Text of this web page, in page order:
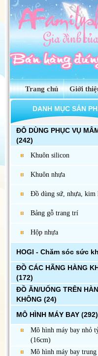
Trang chủ Giới
DANH MỤC SẢN
ĐÔ DÙNG PHỤC VỤ
(242)
Khuôn silicon
Khuôn nhựa
Đồ dùng sứ, nhựa, kim
Bảng gỗ trang trí
Hộp nhựa
HOGI - Chăm sóc sức
ĐỒ CÁC HÃNG HÀNG
(172)
ĐỒ ĂN/UỐNG TRÊN
KHÔNG (24)
MÔ HÌNH MÁY BAY (292)
Mô hình máy bay nhỏ
(16cm)
Mô hình máy bay